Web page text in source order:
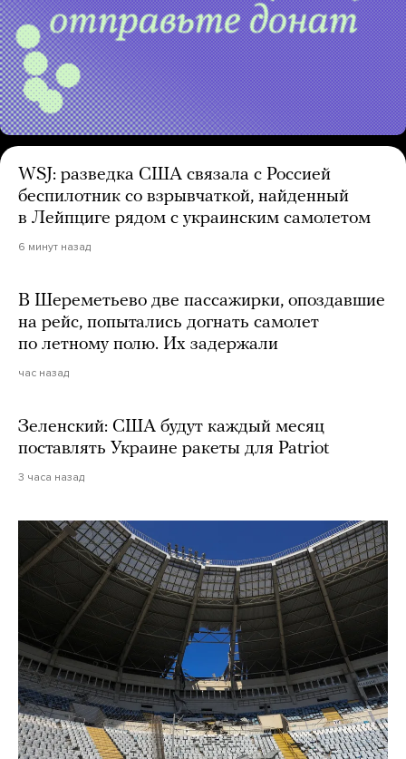
WSJ: разведка США связала с Россией
беспилотник со взрывчаткой, найденный
в Лейпциге рядом с украинским самолетом
6 минут назад
В Шереметьево две пассажирки, опоздавшие
на рейс, попытались догнать самолет
по летному полю. Их задержали
час назад
Зеленский: США будут каждый месяц
поставлять Украине ракеты для Patriot
3 часа назад